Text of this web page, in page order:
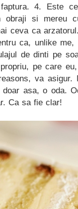
4. Este
obraji si mereu
ceva ca
ca, unlike
de dinti pe
pe care
va asigur.
asa, o oda.
Ca sa fie clar!